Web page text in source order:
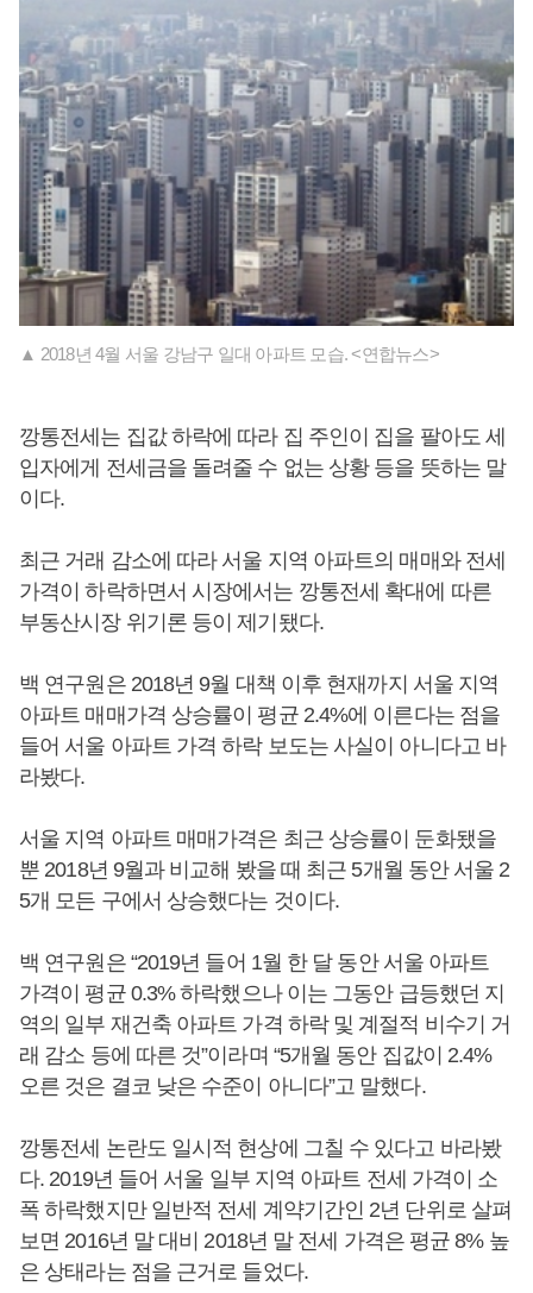
▲ 2018년 4월 서울 강남구 일대 아파트 모습. <연합뉴스>
깡통전세는 집값 하락에 따라 집 주인이 집을 팔아도 세
입자에게 전세금을 돌려줄 수 없는 상황 등을 뜻하는 말
이다.
최근 거래 감소에 따라 서울 지역 아파트의 매매와 전세
가격이 하락하면서 시장에서는 깡통전세 확대에 따른
부동산시장 위기론 등이 제기됐다.
백 연구원은 2018년 9월 대책 이후 현재까지 서울 지역
아파트 매매가격 상승률이 평균 2.4%에 이른다는 점을
들어 서울 아파트 가격 하락 보도는 사실이 아니다고 바
라봤다.
서울 지역 아파트 매매가격은 최근 상승률이 둔화됐을
뿐 2018년 9월과 비교해 봤을 때 최근 5개월 동안 서울 2
5개 모든 구에서 상승했다는 것이다.
백 연구원은 “2019년 들어 1월 한 달 동안 서울 아파트
가격이 평균 0.3% 하락했으나 이는 그동안 급등했던 지
역의 일부 재건축 아파트 가격 하락 및 계절적 비수기 거
래 감소 등에 따른 것”이라며 “5개월 동안 집값이 2.4%
오른 것은 결코 낮은 수준이 아니다”고 말했다.
깡통전세 논란도 일시적 현상에 그칠 수 있다고 바라봤
다. 2019년 들어 서울 일부 지역 아파트 전세 가격이 소
폭 하락했지만 일반적 전세 계약기간인 2년 단위로 살펴
보면 2016년 말 대비 2018년 말 전세 가격은 평균 8% 높
은 상태라는 점을 근거로 들었다.